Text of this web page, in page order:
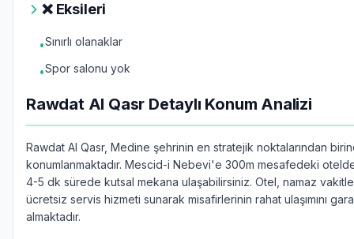
❌ Eksileri
•Sınırlı olanaklar
•Spor salonu yok
Rawdat Al Qasr Detaylı Konum Analizi
Rawdat Al Qasr, Medine şehrinin en stratejik noktalarından
konumlanmaktadır. Mescid-i Nebevi'e 300m mesafedeki
4-5 dk sürede kutsal mekana ulaşabilirsiniz. Otel, namaz
ücretsiz servis hizmeti sunarak misafirlerinin rahat ulaşımını
almaktadır.